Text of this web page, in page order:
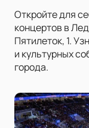
Откройте для
концертов в
Пятилеток, 1.
и культурных
города.